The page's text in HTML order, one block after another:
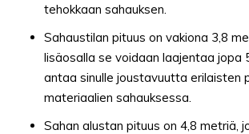
tehokkaan sahauksen.
Sahaustilan pituus on vakiona 3,8
lisäosalla se voidaan laajentaa jopa
antaa sinulle joustavuutta erilaisten
materiaalien sahauksessa.
Sahan alustan pituus on 4,8 metriä,